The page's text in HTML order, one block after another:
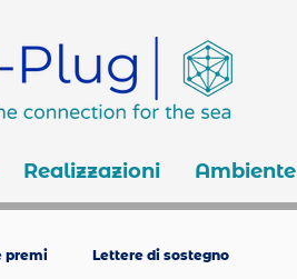
Realizzazioni Ambiente
premi Lettere di sostegno